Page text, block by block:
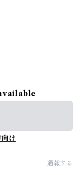
け
通報する